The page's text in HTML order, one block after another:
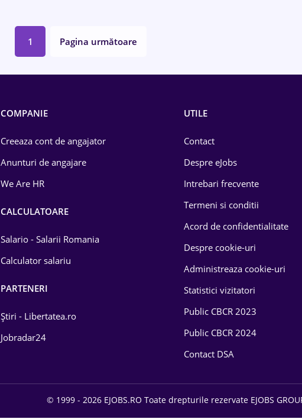
1 Pagina următoare
COMPANIE
Creeaza cont de angajator
Anunturi de angajare
We Are HR
CALCULATOARE
Salario - Salarii Romania
Calculator salariu
PARTENERI
Știri - Libertatea.ro
Jobradar24
UTILE
Contact
Despre eJobs
Intrebari frecvente
Termeni si conditii
Acord de confidentialitate
Despre cookie-uri
Administreaza cookie-uri
Statistici vizitatori
Public CBCR 2023
Public CBCR 2024
Contact DSA
© 1999 - 2026 EJOBS.RO Toate drepturile rezervate EJOBS